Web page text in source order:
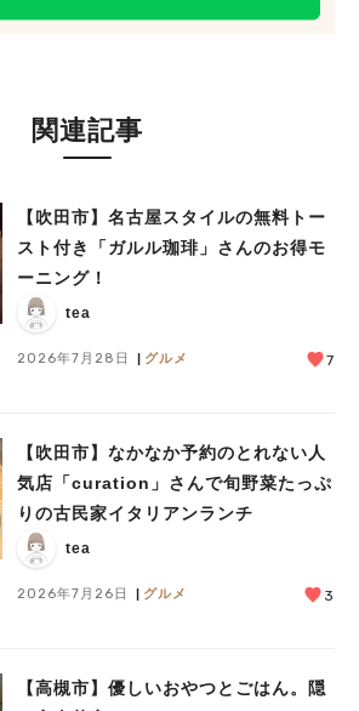
関連記事
【吹田市】名古屋スタイルの無料トー
スト付き「ガルル珈琲」さんのお得モ
ーニング！
tea
2026年7月28日 グルメ 7
【吹田市】なかなか予約のとれない人
気店「curation」さんで旬野菜たっぷ
りの古民家イタリアンランチ
tea
2026年7月26日 グルメ 3
【高槻市】優しいおやつとごはん。隠
人気のキーワード